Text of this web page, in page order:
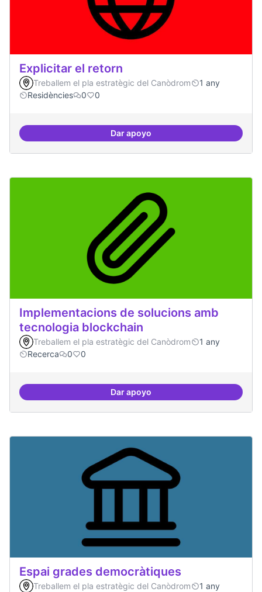
Explicitar el retorn
Treballem el pla estratègic del Canòdrom
1 any
Residències
0 0
Dar apoyoExplicitar el retorn
Implementacions de solucions amb
tecnologia blockchain
Treballem el pla estratègic del Canòdrom
1 any
Recerca
0 0
Dar apoyoImplementacions de solucions
Espai grades democràtiques
Treballem el pla estratègic del Canòdrom
1 any